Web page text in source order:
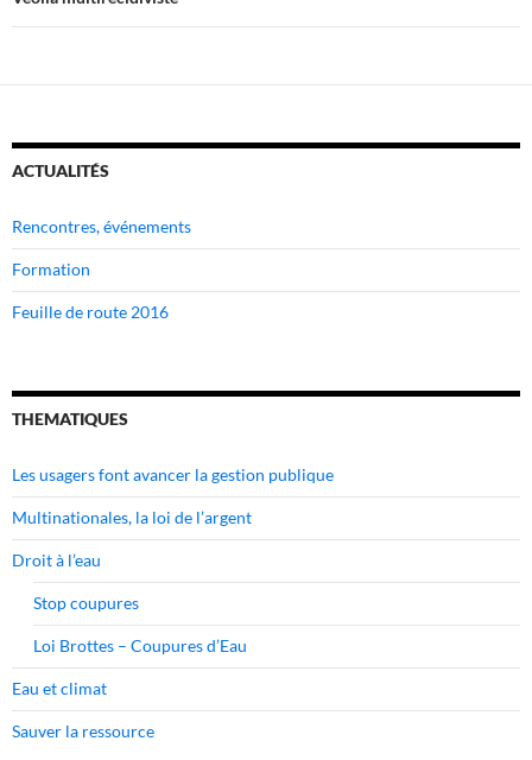
ACTUALITÉS
Rencontres, événements
Formation
Feuille de route 2016
THEMATIQUES
Les usagers font avancer la gestion publique
Multinationales, la loi de l’argent
Droit à l’eau
Stop coupures
Loi Brottes – Coupures d’Eau
Eau et climat
Sauver la ressource